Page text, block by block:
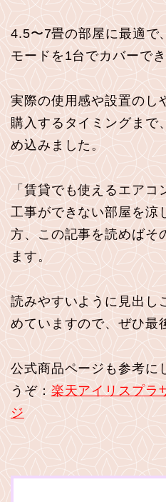
4.5〜7畳の部屋に最適で
モードを1台でカバーでき
実際の使用感や設置のし
購入するタイミングまで
め込みました。
「賃貸でも使えるエア
工事ができない部屋を涼
方、この記事を読めばそ
ます。
読みやすいように見出し
めていますので、ぜひ最
公式商品ページも参考に
うぞ： 楽天アイリスプラ
ジ